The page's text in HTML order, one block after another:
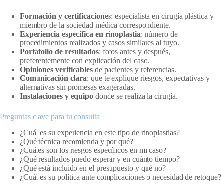
Formación y certificaciones: especialista en cirugía plástica y
miembro de la sociedad médica correspondiente.
Experiencia específica en rinoplastia: número de
procedimientos realizados y casos similares al tuyo.
Portafolio de resultados: fotos antes y después,
preferentemente con explicación del caso.
Opiniones verificables de pacientes y referencias.
Comunicación clara: que te explique riesgos, expectativas y
alternativas sin promesas exageradas.
Instalaciones y equipo donde se realiza la cirugía.
Preguntas clave para tu consulta
¿Cuál es su experiencia en este tipo de rinoplastias?
¿Qué técnica recomienda y por qué?
¿Cuáles son los riesgos específicos en mi caso?
¿Qué resultados puedo esperar y en cuánto tiempo?
¿Qué está incluido en el presupuesto y qué no?
¿Cuál es su política ante complicaciones o necesidad de retoque?